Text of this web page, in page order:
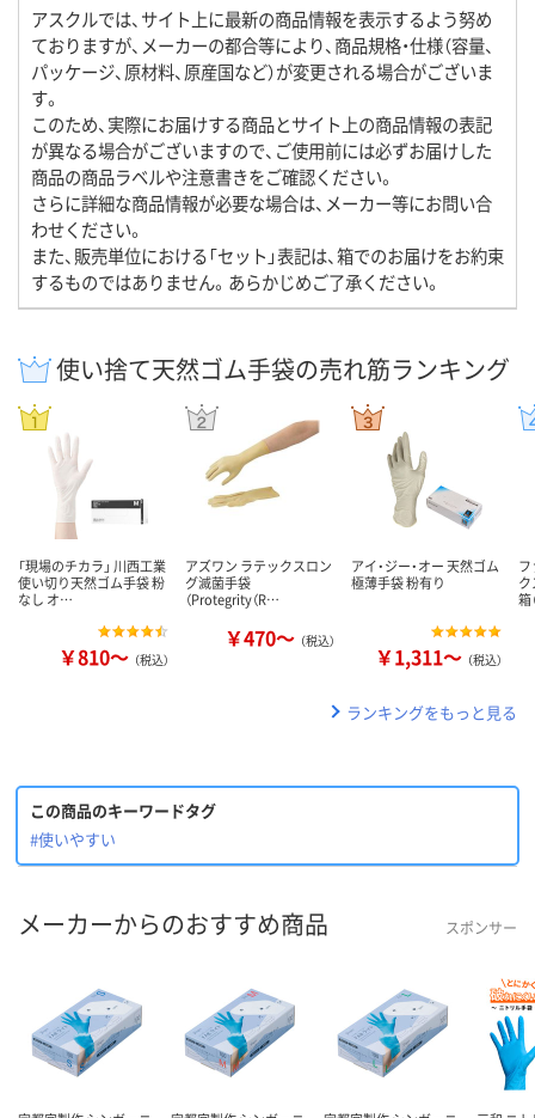
アスクルでは、サイト上に最新の商品情報を表示するよう努め
ておりますが、メーカーの都合等により、商品規格・仕様（容量、
パッケージ、原材料、原産国など）が変更される場合がございま
す。
このため、実際にお届けする商品とサイト上の商品情報の表記
が異なる場合がございますので、ご使用前には必ずお届けした
商品の商品ラベルや注意書きをご確認ください。
さらに詳細な商品情報が必要な場合は、メーカー等にお問い合
わせください。
また、販売単位における「セット」表記は、箱でのお届けをお約束
するものではありません。あらかじめご了承ください。
使い捨て天然ゴム手袋の売れ筋ランキング
「現場のチカラ」 川西工業
使い切り天然ゴム手袋 粉
なし オ…
￥810～ （税込）
アズワン ラテックスロン
グ滅菌手袋
（Protegrity（R…
￥470～ （税込）
アイ・ジー・オー 天然ゴム
極薄手袋 粉有り
￥1,311～ （税込）
箱
ランキングをもっと見る
この商品のキーワードタグ
#使いやすい
メーカーからのおすすめ商品 スポンサー